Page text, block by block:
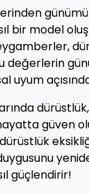
bir model
güven
güçlendirir!